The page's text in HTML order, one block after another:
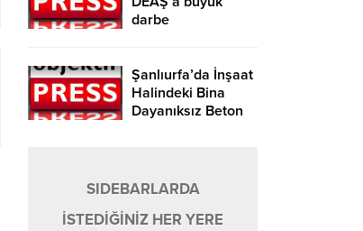
darbe
Şanlıurfa’da İnşaat
Halindeki Bina
Dayanıksız Beton
SIDEBARLARDA
İSTEDİĞİNİZ HER YERE